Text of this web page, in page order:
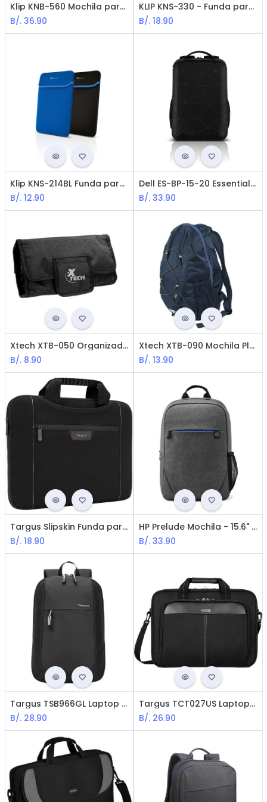
Klip KNB-560 Mochila para Laptops / 16" / Negro
B/. 36.90
KLIP KNS-330 - Funda para Laptops / 15.6" / Negro
B/. 18.90
Klip KNS-214BL Funda para Laptops / 14" / Azul
B/. 12.90
Dell ES-BP-15-20 Essential, Mochila para Laptop - 15.6 "/ Negro
B/. 33.90
Xtech XTB-050 Organizador para Viajes - 11 áreas de almacenaje / Negro
B/. 8.90
Xtech XTB-090 Mochila Plegable - 15.6" / Nylon / Azul
B/. 13.90
Targus Slipskin Funda para Notebook / 14" / Neopreno / Negro
B/. 18.90
HP Prelude Mochila - 15.6" / Poliéster / Negra
B/. 33.90
Targus TSB966GL Laptop Backpack / 15.6" / Negro
B/. 28.90
Targus TCT027US Laptop Maletín / 15.6" / Negro
B/. 26.90